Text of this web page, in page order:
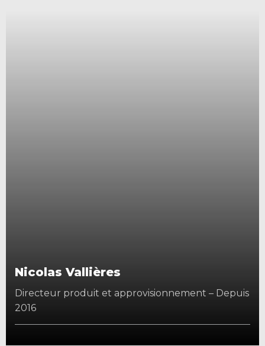
Nicolas Vallières
Directeur produit et approvisionnement – Depuis
2016